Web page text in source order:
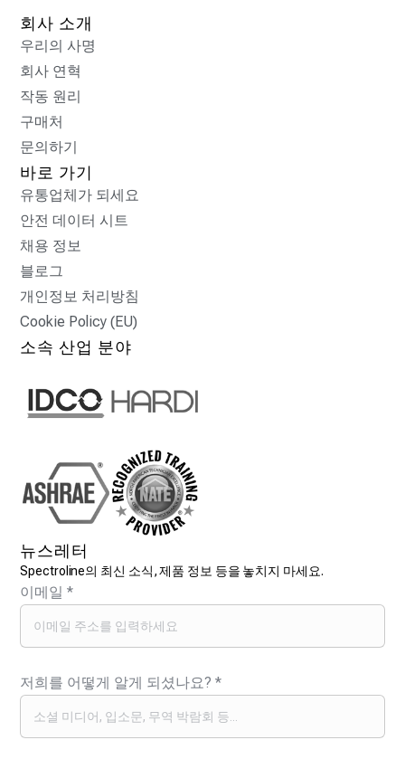
회사 소개
우리의 사명
회사 연혁
작동 원리
구매처
문의하기
바로 가기
유통업체가 되세요
안전 데이터 시트
채용 정보
블로그
개인정보 처리방침
Cookie Policy (EU)
소속 산업 분야
뉴스레터
Spectroline의 최신 소식, 제품 정보 등을 놓치지 마세요.
이메일*
저희를 어떻게 알게 되셨나요?*